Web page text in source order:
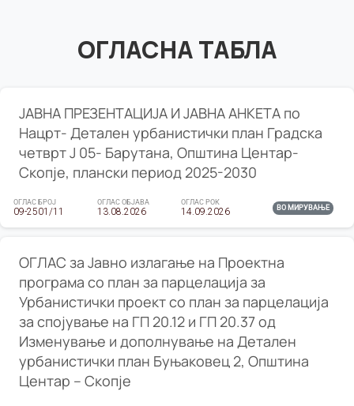
ОГЛАСНА ТАБЛА
ЈАВНА ПРЕЗЕНТАЦИЈА И ЈАВНА АНКЕТА по
Нацрт- Детален урбанистички план Градска
четврт Ј 05- Барутана, Општина Центар-
Скопје, плански период 2025-2030
ОГЛАС БРОЈ
09-2501/11
ОГЛАС ОБЈАВА
13.08.2026
ОГЛАС РОК
14.09.2026 ВО МИРУВАЊЕ
ОГЛАС за Јавно излагање на Проектна
програма со план за парцелација за
Урбанистички проект со план за парцелација
за спојување на ГП 20.12 и ГП 20.37 од
Изменување и дополнување на Детален
урбанистички план Буњаковец 2, Општина
Центар – Скопје